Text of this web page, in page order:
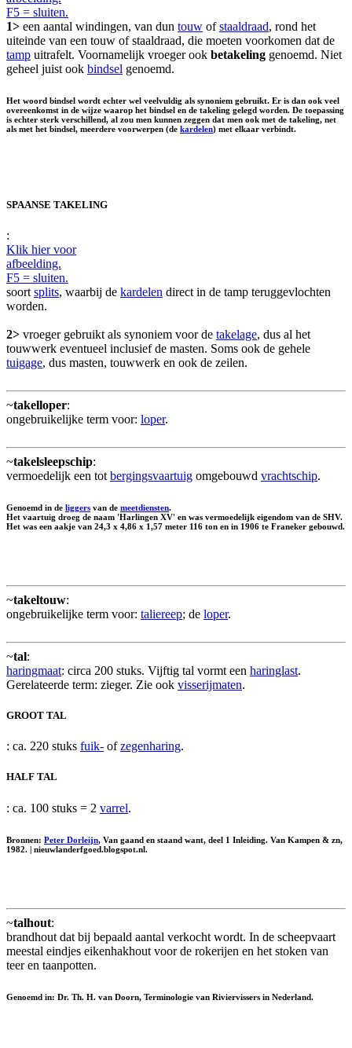
F5 = sluiten.
1> een aantal windingen, van dun touw ofstaaldraad, rond het
uiteinde van een touw of staaldraad, die moeten voorkomen dat de
tamp uitrafelt. Voornamelijk vroeger ook betakeling genoemd. Niet
geheel juist ook bindsel genoemd.
Het woord bindsel wordt echter wel veelvuldig als synoniem gebruikt. Er is dan ook veel
overeenkomst in de wijze waarop het bindsel en de takeling gelegd worden. De toepassing
is echter sterk verschillend, al zou men kunnen zeggen dat men ook met de takeling, net
als met het bindsel, meerdere voorwerpen (de kardelen) met elkaar verbindt.
SPAANSE TAKELING
:
Klik hier voor
afbeelding.
F5 = sluiten.
soort splits, waarbij de kardelen direct in de tamp teruggevlochten
worden.
2> vroeger gebruikt als synoniem voor de takelage, dus al het
touwwerk eventueel inclusief de masten. Soms ook de gehele
tuigage, dus masten, touwwerk en ook de zeilen.
~takelloper:
ongebruikelijke term voor: loper.
~takelsleepschip:
vermoedelijk een tot bergingsvaartuig omgebouwd vrachtschip.
Genoemd in de liggers van de meetdiensten.
Het vaartuig droeg de naam 'Harlingen XV' en was vermoedelijk eigendom van de SHV.
Het was een aakje van 24,3 x 4,86 x 1,57 meter 116 ton en in 1906 te Franeker gebouwd.
~takeltouw:
ongebruikelijke term voor: taliereep; de loper.
~tal:
haringmaat: circa 200 stuks. Vijftig tal vormt een haringlast.
Gerelateerde term: zieger. Zie ook visserijmaten.
GROOT TAL
: ca. 220 stuks fuik- ofzegenharing.
HALF TAL
: ca. 100 stuks = 2 varrel.
Bronnen: Peter Dorleijn, Van gaand en staand want, deel 1 Inleiding. Van Kampen & zn,
1982. | nieuwlanderfgoed.blogspot.nl.
~talhout:
brandhout dat bij bepaald aantal verkocht wordt. In de scheepvaart
meestal eindjes eikenhakhout voor de rokerijen en het stoken van
teer en taanpotten.
Genoemd in: Dr. Th. H. van Doorn, Terminologie van Riviervissers in Nederland.